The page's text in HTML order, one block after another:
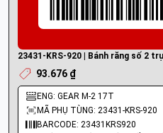
23431-KRS-920 | Bánh răng số 2
93.676 ₫
ENG: GEAR M-2 17T
MÃ PHỤ TÙNG: 23431-KRS-920
BARCODE: 23431KRS920